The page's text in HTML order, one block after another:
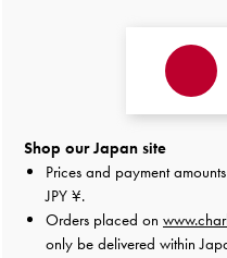
ヒールも低くクッション性
Shop our Japan site
Prices and payment
JPY ¥.
Orders placed on
only be delivered within